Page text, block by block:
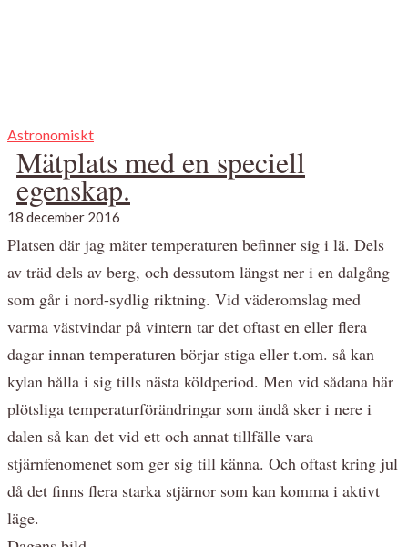
Astronomiskt
Mätplats med en speciell
egenskap.
18 december 2016
Platsen där jag mäter temperaturen befinner sig i lä. Dels
av träd dels av berg, och dessutom längst ner i en dalgång
som går i nord-sydlig riktning. Vid väderomslag med
varma västvindar på vintern tar det oftast en eller flera
dagar innan temperaturen börjar stiga eller t.om. så kan
kylan hålla i sig tills nästa köldperiod. Men vid sådana här
plötsliga temperaturförändringar som ändå sker i nere i
dalen så kan det vid ett och annat tillfälle vara
stjärnfenomenet som ger sig till känna. Och oftast kring jul
då det finns flera starka stjärnor som kan komma i aktivt
läge.